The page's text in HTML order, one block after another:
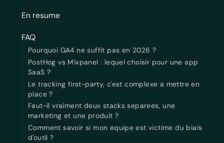
En resume
FAQ
Pourquoi GA4 ne suffit pas en 2026 ?
PostHog vs Mixpanel : lequel choisir pour une app
SaaS ?
Le tracking first-party, c'est complexe a mettre en
place ?
Faut-il vraiment deux stacks separees, une
marketing et une produit ?
Comment savoir si mon equipe est victime du biais
d'outil ?